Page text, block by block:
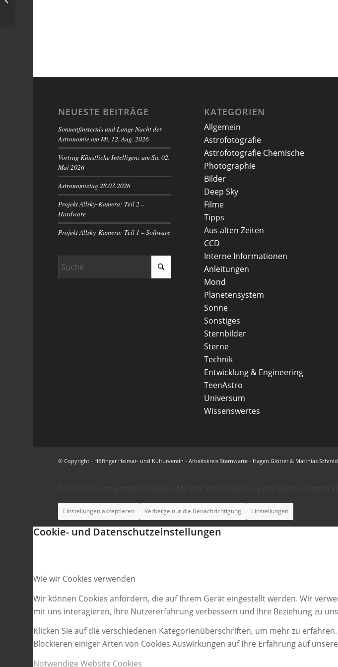
NEUESTE BEITRÄGE
Sonnenfinsternis und Lange Nacht der
Astronomie am Mi, 12. Aug. 2026
Vortrag Künstliche Intelligenz am Sa. 02.
Mai 2026
Astronomietag 28.03.2026
Projekt Allsky-Kamera: Teil 2 –
Hardware
Projekt Allsky-Kamera: Teil 1 – Software
KATEGORIEN
Allgemein
Astrofotografie
Astrofotografie Chemische
Photographie
Bilder
Deep Sky
Filme
Tipps
Aus alten Zeiten
CCD
Interne Informationen
Anleitungen
Mond
Planetensystem
Sonne
Sonstiges
Sternbilder
Sterne
Technik
Entwicklung & Engineering
TeenAstro
Universum
Wissenswertes
© Copyright - Höfinger Heimat- und Kulturverein - Arbeitskreis Sternwarte - Hagen Glötter & Matthias
Einstellungen akzeptieren Verberge nur die Benachrichtigung Einstellungen
Cookie- und Datenschutzeinstellungen
Wie wir Cookies verwenden
Wir können Cookies anfordern, die auf Ihrem Gerät eingestellt werden. Wir
mit uns interagieren, Ihre Nutzererfahrung verbessern und Ihre Beziehung zu
Klicken Sie auf die verschiedenen Kategorienüberschriften, um mehr zu
Blockieren einiger Arten von Cookies Auswirkungen auf Ihre Erfahrung auf
Notwendige Website Cookies